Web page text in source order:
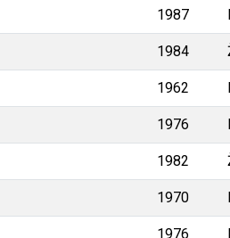
1987
1984
1962
1976
1982
1970
1976